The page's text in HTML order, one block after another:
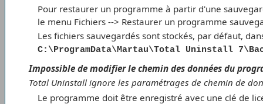
Pour restaurer un programme à partir d'une
le menu Fichiers --> Restaurer un programme
Les fichiers sauvegardés sont stockés, par défaut,
C:\ProgramData\Martau\Total Uninstall
Impossible de modifier le chemin des données du
Total Uninstall ignore les paramétrages de chemin de
Le programme doit être enregistré avec une clé de